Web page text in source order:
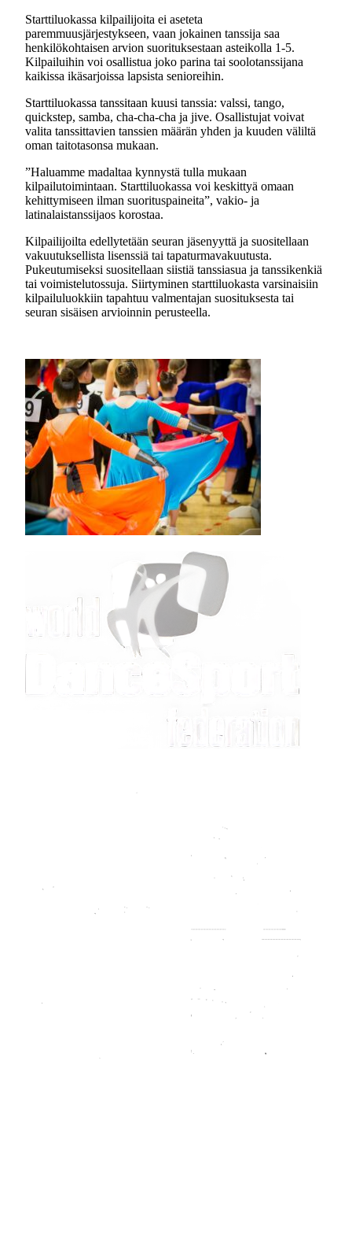
Starttiluokassa kilpailijoita ei aseteta
paremmuusjärjestykseen, vaan jokainen tanssija saa
henkilökohtaisen arvion suorituksestaan asteikolla 1-5.
Kilpailuihin voi osallistua joko parina tai soolotanssijana
kaikissa ikäsarjoissa lapsista senioreihin.
Starttiluokassa tanssitaan kuusi tanssia: valssi, tango,
quickstep, samba, cha-cha-cha ja jive. Osallistujat voivat
valita tanssittavien tanssien määrän yhden ja kuuden väliltä
oman taitotasonsa mukaan.
”Haluamme madaltaa kynnystä tulla mukaan
kilpailutoimintaan. Starttiluokassa voi keskittyä omaan
kehittymiseen ilman suorituspaineita”, vakio- ja
latinalaistanssijaos korostaa.
Kilpailijoilta edellytetään seuran jäsenyyttä ja suositellaan
vakuutuksellista lisenssiä tai tapaturmavakuutusta.
Pukeutumiseksi suositellaan siistiä tanssiasua ja tanssikenkiä
tai voimistelutossuja. Siirtyminen starttiluokasta varsinaisiin
kilpailuluokkiin tapahtuu valmentajan suosituksesta tai
seuran sisäisen arvioinnin perusteella.